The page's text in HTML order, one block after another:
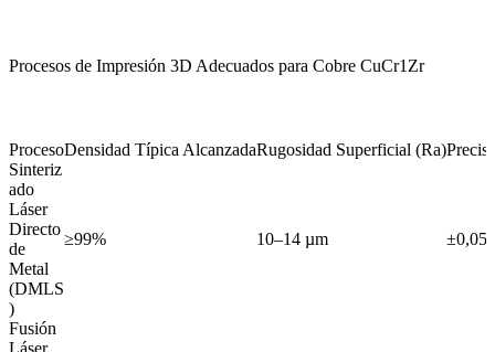
Procesos de Impresión 3D Adecuados para Cobre CuCr1Zr
ProcesoDensidad Típica AlcanzadaRugosidad Superficial (Ra)
Sinteriz
ado
Láser
Directo
de
Metal
(DMLS
)
≥99% 10–14 µm ±0,05
Fusión
Láser